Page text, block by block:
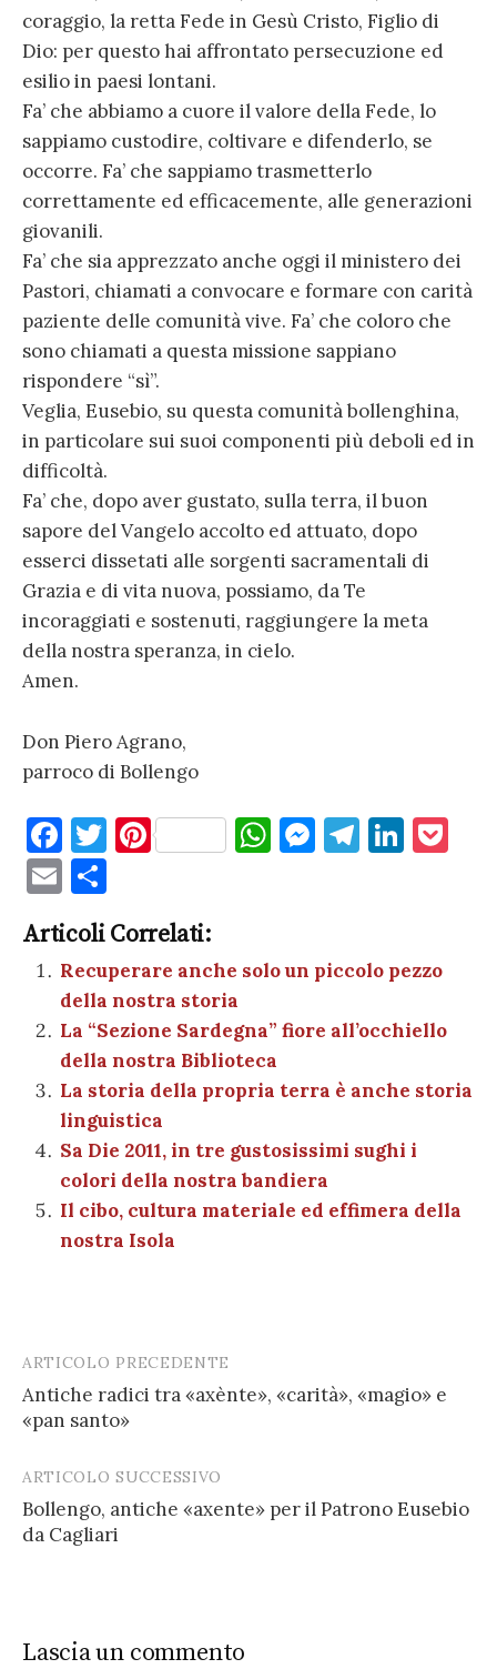
coraggio, la retta Fede in Gesù Cristo, Figlio di
Dio: per questo hai affrontato persecuzione ed
esilio in paesi lontani.
Fa’ che abbiamo a cuore il valore della Fede, lo
sappiamo custodire, coltivare e difenderlo, se
occorre. Fa’ che sappiamo trasmetterlo
correttamente ed efficacemente, alle generazioni
giovanili.
Fa’ che sia apprezzato anche oggi il ministero dei
Pastori, chiamati a convocare e formare con carità
paziente delle comunità vive. Fa’ che coloro che
sono chiamati a questa missione sappiano
rispondere “sì”.
Veglia, Eusebio, su questa comunità bollenghina,
in particolare sui suoi componenti più deboli ed in
difficoltà.
Fa’ che, dopo aver gustato, sulla terra, il buon
sapore del Vangelo accolto ed attuato, dopo
esserci dissetati alle sorgenti sacramentali di
Grazia e di vita nuova, possiamo, da Te
incoraggiati e sostenuti, raggiungere la meta
della nostra speranza, in cielo.
Amen.
Don Piero Agrano,
parroco di Bollengo
F
a
c
e
b
o
o
k
T
te
r
Pi
es
t
W
A
p
p
M
g
er
T
a
Li
dI
n
E
m
ai
l
n
di
vi
di
Articoli Correlati:
Recuperare anche solo un piccolo pezzo
della nostra storia
La “Sezione Sardegna” fiore all’occhiello
della nostra Biblioteca
La storia della propria terra è anche storia
linguistica
Sa Die 2011, in tre gustosissimi sughi i
colori della nostra bandiera
Il cibo, cultura materiale ed effimera della
nostra Isola
Post
navigation
ARTICOLO PRECEDENTE
Antiche radici tra «axènte», «carità», «magio» e
«pan santo»
ARTICOLO SUCCESSIVO
Bollengo, antiche «axente» per il Patrono Eusebio
da Cagliari
Lascia un commento